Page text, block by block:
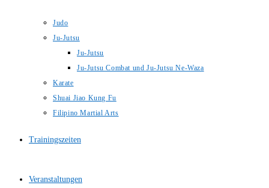
Judo
Ju-Jutsu
Ju-Jutsu
Ju-Jutsu Combat und Ju-Jutsu Ne-Waza
Karate
Shuai Jiao Kung Fu
Filipino Martial Arts
Trainingszeiten
Veranstaltungen